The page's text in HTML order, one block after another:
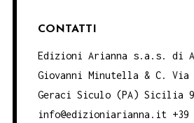
CONTATTI
Edizioni Arianna s.a.s. di
Giovanni Minutella & C.
Geraci Siculo (PA) Sicilia
info@edizioniarianna.it +39